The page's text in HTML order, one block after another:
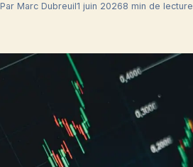
Par Marc Dubreuil1 juin 20268 min de lecture